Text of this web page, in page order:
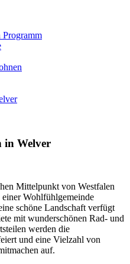
in Welver
Mittelpunkt von Westfalen
Wohlfühlgemeinde
schöne Landschaft verfügt
mit wunderschönen Rad- und
werden die
und eine Vielzahl von
auf.